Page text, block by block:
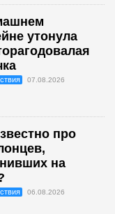
утонула
07.08.2026
про
на
06.08.2026